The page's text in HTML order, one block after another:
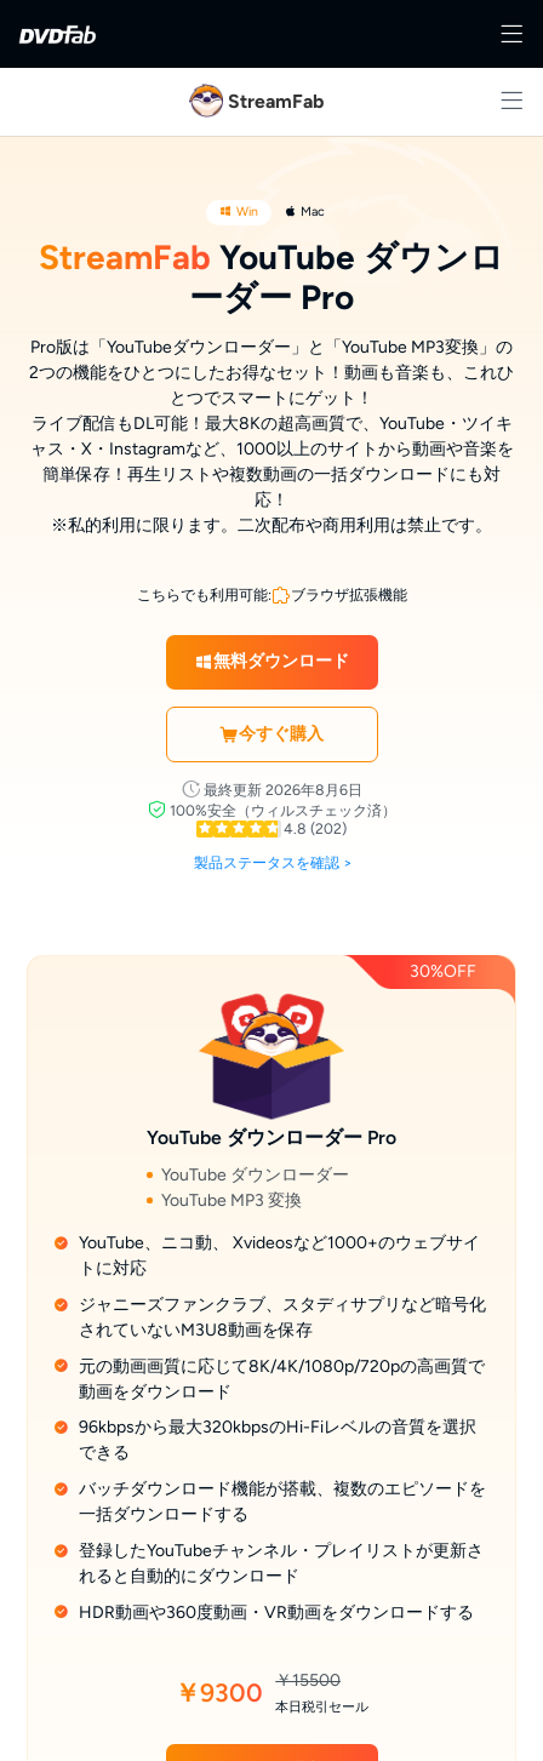
StreamFab
Win Mac
StreamFab YouTube ダウンロ
ーダー Pro
Pro版は「YouTubeダウンローダー」と「YouTube MP3変換」の
2つの機能をひとつにしたお得なセット！動画も音楽も、これひ
とつでスマートにゲット！
ライブ配信もDL可能！最大8Kの超高画質で、YouTube・ツイキ
ャス・X・Instagramなど、1000以上のサイトから動画や音楽を
簡単保存！再生リストや複数動画の一括ダウンロードにも対
応！
※私的利用に限 ります。二次配布や商用利用は禁止です。
こちらでも利用可能: ブラウザ拡張機能
無料ダウンロード
今すぐ購入
最終更新 2026年8月6日
100%安全（ウィルスチェック済）
4.8 (202)
製品ステータスを確認 >
30%OFF
YouTube ダウンローダー Pro
YouTube ダウンローダー
YouTube MP3 変換
YouTube、ニコ動、 Xvideosなど1000+のウェブサイ
トに対応
ジャニーズファンクラブ、スタディサプリなど暗号化
されていないM3U8動画を保存
元の動画画質に応じて8K/4K/1080p/720pの高画質で
動画をダウンロード
96kbpsから最大320kbpsのHi-Fiレベルの音質を選択
できる
バッチダウンロード機能が搭載、複数のエピソードを
一括ダウンロードする
登録したYouTubeチャンネル・プレイリストが更新さ
れると自動的にダウンロード
HDR動画や360度動画・VR動画をダウンロードする
￥9300 ￥15500
本日税引セール